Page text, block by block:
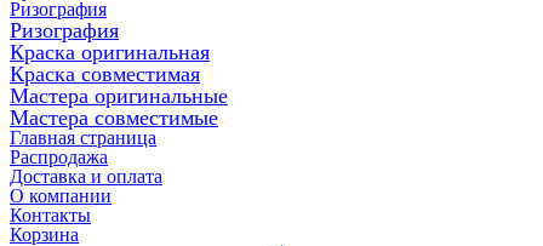
Ризография
Ризография
Краска оригинальная
Краска совместимая
Мастера оригинальные
Мастера совместимые
Главная страница
Распродажа
Доставка и оплата
О компании
Контакты
Корзина